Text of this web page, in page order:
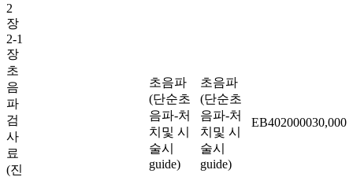
2
장
2-1
장
초
음
파
검
사
료
(진
초음파
(단순초
음파-처
치및 시
술시
guide)
초음파
(단순초
음파-처
치및 시
술시
guide)
EB402000030,000